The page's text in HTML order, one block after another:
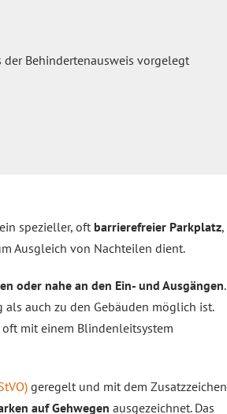
der Behindertenausweis vorgelegt
spezieller, oft barrierefreier Parkplatz,
Ausgleich von Nachteilen dient.
oder nahe an den Ein- und Ausgängen.
auch zu den Gebäuden möglich ist.
mit einem Blindenleitsystem
geregelt und mit dem Zusatzzeichen
auf Gehwegen ausgezeichnet. Das